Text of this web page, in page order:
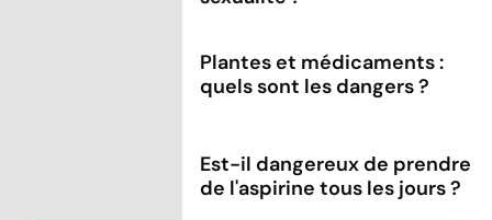
Plantes et médicaments :
quels sont les dangers ?
Est-il dangereux de prendre
de l'aspirine tous les jours ?